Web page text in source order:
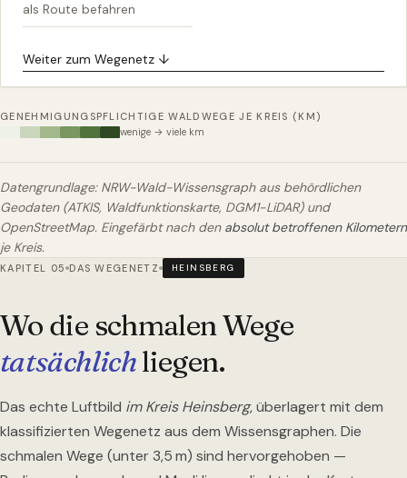
als Route befahren
Weiter zum Wegenetz ↓
GENEHMIGUNGSPFLICHTIGE WALDWEGE JE KREIS (KM)
wenige → viele km
Datengrundlage: NRW-Wald-Wissensgraph aus behördlichen
Geodaten (ATKIS, Waldfunktionskarte, DGM1-LiDAR) und
OpenStreetMap. Eingefärbt nach den absolut betroffenen Kilometern
je Kreis.
KAPITEL 05 DAS WEGENETZ HEINSBERG
Wo die schmalen Wege
tatsächlichliegen.
Das echte Luftbild im Kreis Heinsberg, überlagert mit dem
klassifizierten Wegenetz aus dem Wissensgraphen. Die
schmalen Wege (unter 3,5 m) sind hervorgehoben —